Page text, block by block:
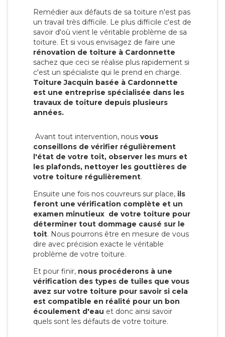
Remédier aux défauts de sa toiture n'est pas
un travail très difficile. Le plus difficile c'est de
savoir d'où vient le véritable problème de sa
toiture. Et si vous envisagez de faire une
rénovation de toiture à Cardonnette
sachez que ceci se réalise plus rapidement si
c'est un spécialiste qui le prend en charge.
Toiture Jacquin basée à Cardonnette
est une entreprise spécialisée dans les
travaux de toiture depuis plusieurs
années.
Avant tout intervention, nous vous
conseillons de vérifier régulièrement
l'état de votre toit, observer les murs et
les plafonds, nettoyer les gouttières de
votre toiture régulièrement.
Ensuite une fois nos couvreurs sur place, ils
feront une vérification complète et un
examen minutieux de votre toiture pour
déterminer tout dommage causé sur le
toit. Nous pourrons être en mesure de vous
dire avec précision exacte le véritable
problème de votre toiture.
Et pour finir, nous procéderons à une
vérification des types de tuiles que vous
avez sur votre toiture pour savoir si cela
est compatible en réalité pour un bon
écoulement d'eau et donc ainsi savoir
quels sont les défauts de votre toiture.